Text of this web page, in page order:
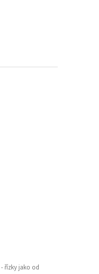
- řízky jako od